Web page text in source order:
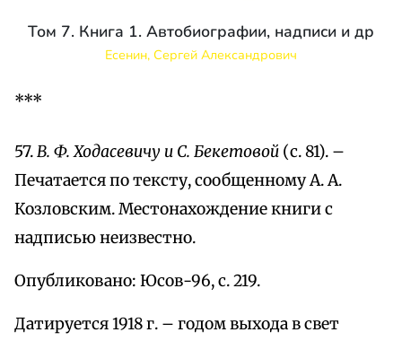
Том 7. Книга 1. Автобиографии, надписи и др
Есенин, Сергей Александрович
***
57.В. Ф. Ходасевичу и С. Бекетовой (с. 81). –
Печатается по тексту, сообщенному А. А.
Козловским. Местонахождение книги с
надписью неизвестно.
Опубликовано: Юсов-96, с. 219.
Датируется 1918 г. – годом выхода в свет